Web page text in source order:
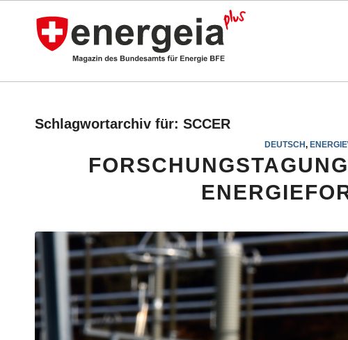
Schlagwortarchiv für: SCCER
DEUTSCH,